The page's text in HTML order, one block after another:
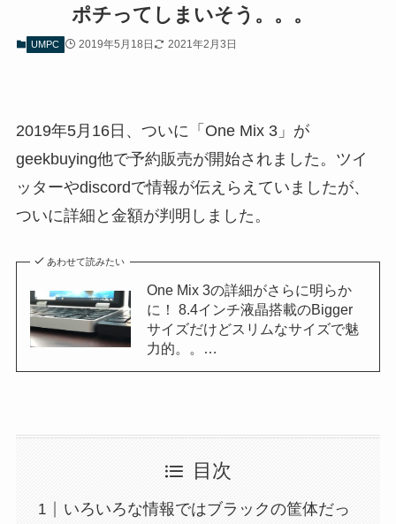
ポチってしまいそう。。。
UMPC 2019年5月18日 2021年2月3日
2019年5月16日、ついに「One Mix 3」が
geekbuying他で予約販売が開始されました。ツイ
ッターやdiscordで情報が伝えらえていましたが、
ついに詳細と金額が判明しました。
あわせて読みたい
One Mix 3の詳細がさらに明らか
に！ 8.4インチ液晶搭載のBigger
サイズだけどスリムなサイズで魅
力的。。…
目次
いろいろな情報ではブラックの筐体だっ